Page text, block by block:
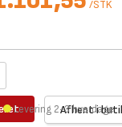
/STK
Afhent i
Levering 2-3 hverdage